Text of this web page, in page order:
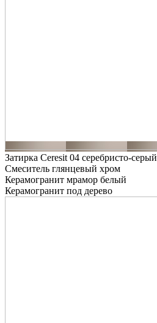
Затирка Ceresit 04 серебристо-серый
Смеситель глянцевый хром
Керамогранит мрамор белый
Керамогранит под дерево